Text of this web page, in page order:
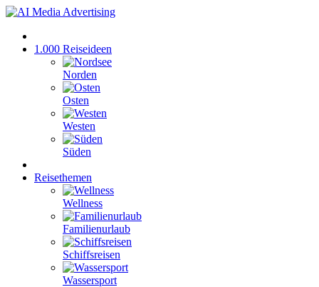
1.000 Reiseideen
Norden
Osten
Westen
Süden
Reisethemen
Wellness
Familienurlaub
Schiffsreisen
Wassersport